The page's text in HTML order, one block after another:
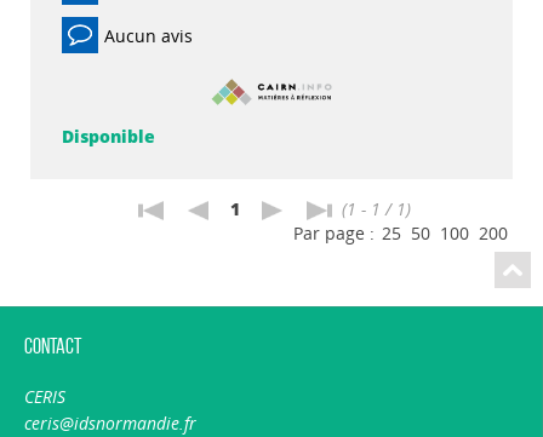
Aucun avis
Disponible
1
(1 - 1 / 1)
Par page : 25 50 100 200
Contact
CERIS
ceris@idsnormandie.fr